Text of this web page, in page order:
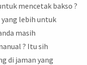
mencetak bakso ?
lebih untuk
masih
? Itu sih
di jaman yang